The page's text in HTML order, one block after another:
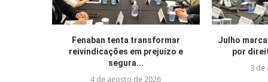
Fenaban tenta transformar
reivindicações em prejuízo e
segura...
4 de agosto de 2026
Julho
por
3 de